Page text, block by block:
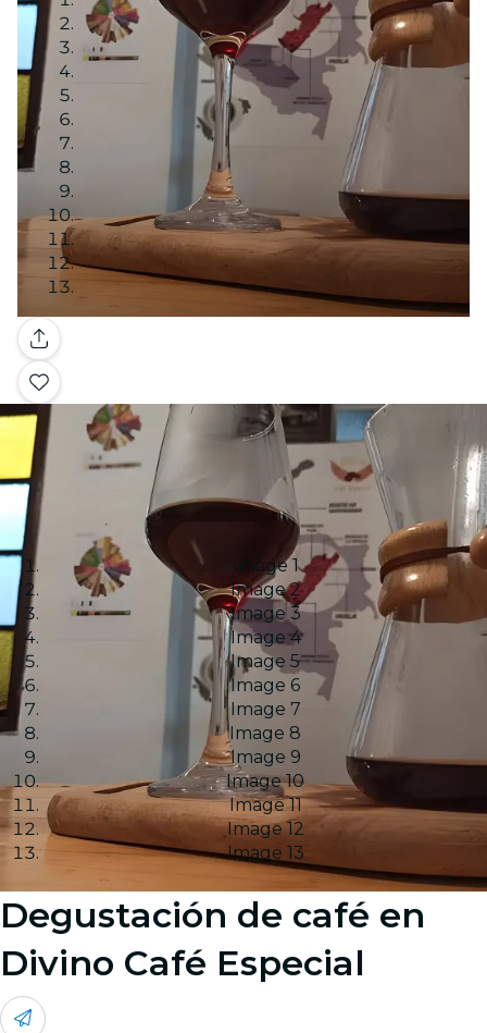
Galería
Image 1
Image 2
Image 3
Image 4
Image 5
Image 6
Image 7
Image 8
Image 9
Image 10
Image 11
Image 12
Image 13
Degustación de café en
Divino Café Especial